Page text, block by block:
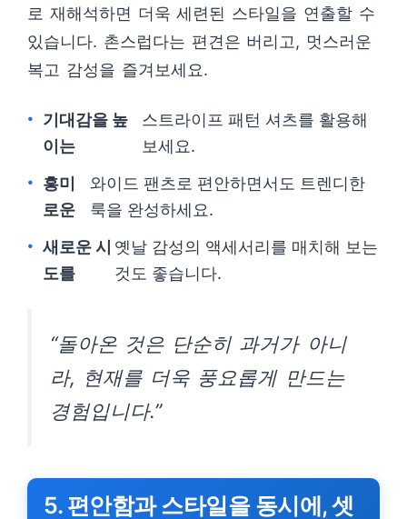
로 재해석하면 더욱 세련된 스타일을 연출할 수
있습니다. 촌스럽다는 편견은 버리고, 멋스러운
복고 감성을 즐겨보세요.
기대감을 높
이는
스트라이프 패턴 셔츠를 활용해
보세요.
흥미
로운
와이드 팬츠로 편안하면서도 트렌디한
룩을 완성하세요.
새로운 시
도를
옛날 감성의 액세서리를 매치해 보는
것도 좋습니다.
“돌아온 것은 단순히 과거가 아니
라, 현재를 더욱 풍요롭게 만드는
경험입니다.”
5. 편안함과 스타일을 동시에, 셋